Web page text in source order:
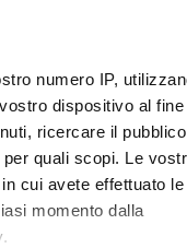
numero IP,
dispositivo al fine
ricercare il
quali scopi. Le
cui avete effettuato le
momento dalla